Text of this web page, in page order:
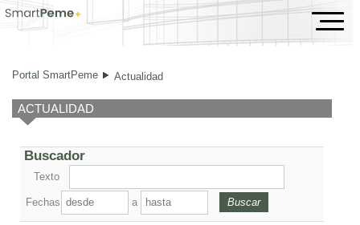
Actualidad
Portal SmartPeme Actualidad
ACTUALIDAD
Buscador
Texto
Fechas a